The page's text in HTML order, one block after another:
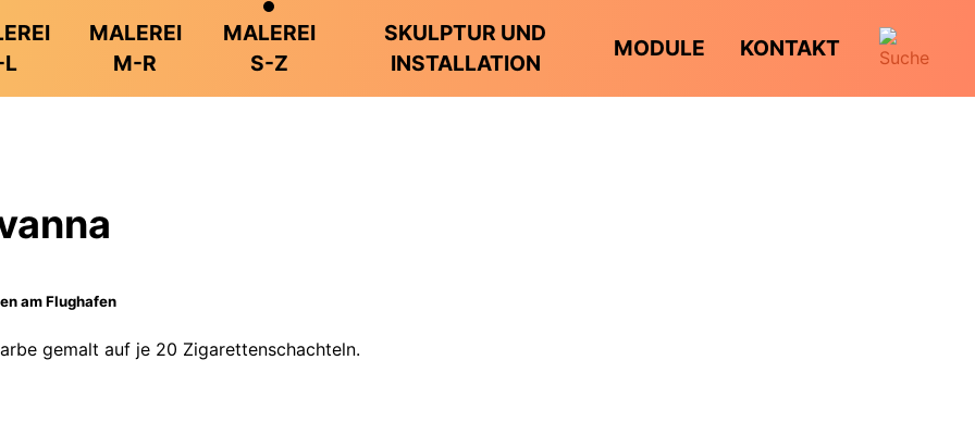
L
MALEREI
M-R
MALEREI
S-Z
SKULPTUR UND
INSTALLATION
MODULE KONTAKT
am Flughafen
gemalt auf je 20 Zigarettenschachteln.